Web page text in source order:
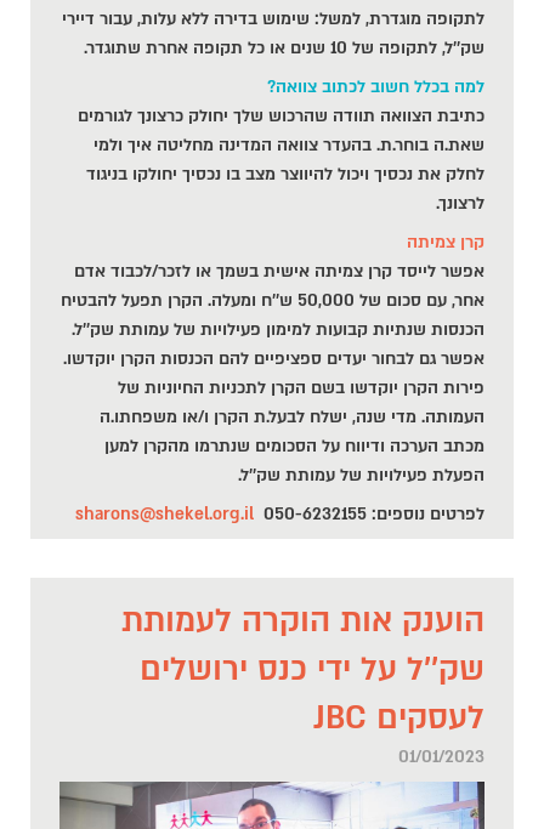
לתקופה מוגדרת, למשל: שימוש בדירה ללא עלות, עבור דיירי
שק''ל, לתקופה של 10 שנים או כל תקופה אחרת שתוגדר.
למה בכלל חשוב לכתוב צוואה?
כתיבת הצוואה תוודה שהרכוש שלך יחולק כרצונך לגורמים
שאת.ה בוחר.ת. בהעדר צוואה המדינה מחליטה איך ולמי
לחלק את נכסיך ויכול להיווצר מצב בו נכסיך יחולקו בניגוד
לרצונך.
קרן צמיתה
אפשר לייסד קרן צמיתה אישית בשמך או לזכר/לכבוד אדם
אחר, עם סכום של 50,000 ש''ח ומעלה. הקרן תפעל להבטיח
הכנסות שנתיות קבועות למימון פעילויות של עמותת שק''ל.
אפשר גם לבחור יעדים ספציפיים להם הכנסות הקרן יוקדשו.
פירות הקרן יוקדשו בשם הקרן לתכניות החיוניות של
העמותה. מדי שנה, ישלח לבעל.ת הקרן ו/או משפחתו.ה
מכתב הערכה ודיווח על הסכומים שנתרמו מהקרן למען
הפעלת פעילויות של עמותת שק''ל.
לפרטים נוספים: 050-6232155
sharons@shekel.org.il
הוענק אות הוקרה לעמותת
שק''ל על ידי כנס ירושלים
לעסקים JBC
01/01/2023